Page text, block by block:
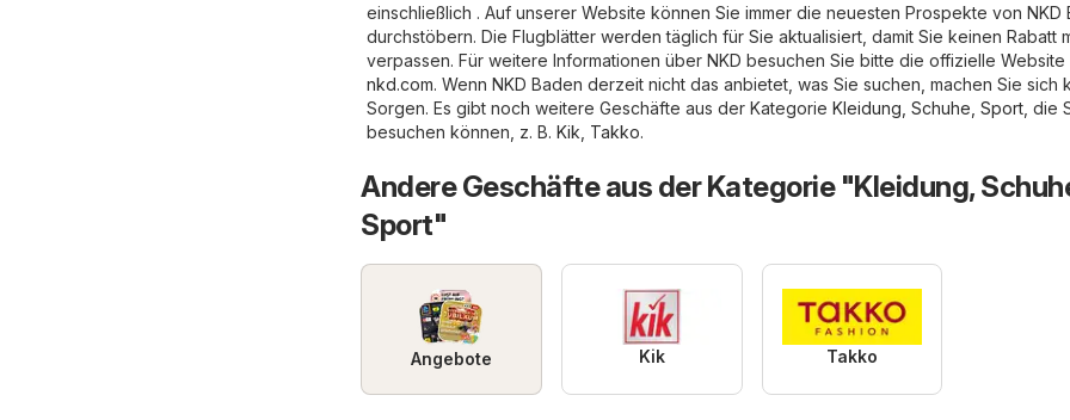
einschließlich . Auf unserer Website können Sie immer die neuesten Prospekte von NKD
durchstöbern. Die Flugblätter werden täglich für Sie aktualisiert, damit Sie keinen Rabatt
verpassen. Für weitere Informationen über NKD besuchen Sie bitte die offizielle Website
nkd.com. Wenn NKD Baden derzeit nicht das anbietet, was Sie suchen, machen Sie sich
Sorgen. Es gibt noch weitere Geschäfte aus der Kategorie Kleidung, Schuhe, Sport , die
besuchen können, z. B. Kik Takko.
Andere Geschäfte aus der Kategorie "Kleidung,
Sport"
Angebote Kik Takko